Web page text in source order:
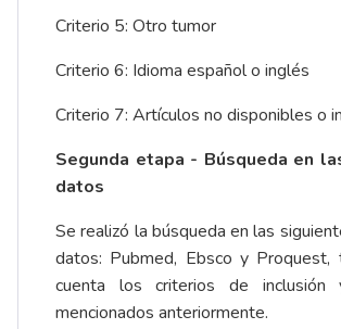
Criterio 5: Otro tumor
Criterio 6: Idioma español o inglés
Criterio 7: Artículos no disponibles o
Segunda etapa - Búsqueda en
datos
Se realizó la búsqueda en las
datos: Pubmed, Ebsco y Proquest,
cuenta los criterios de inclusión
mencionados anteriormente.